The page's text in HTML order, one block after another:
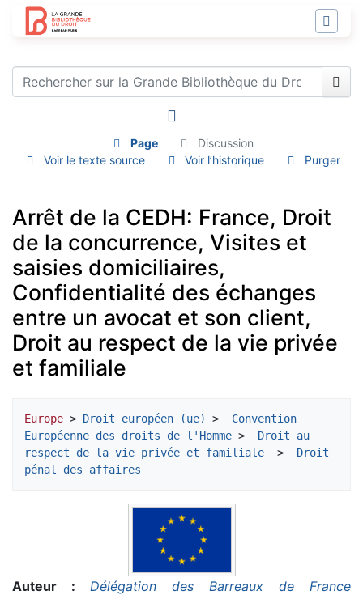
Page
Discussion
Voir le texte source
Voir l’historique Purger
Arrêt de la CEDH: France, Droit
de la concurrence, Visites et
saisies domiciliaires,
Confidentialité des échanges
entre un avocat et son client,
Droit au respect de la vie privée
et familiale
Europe > Droit européen (ue) >
Convention
Européenne des droits de l'Homme >
Droit au
respect de la vie privée et familiale
>
Droit
pénal des affaires
Auteur : Délégation des Barreaux de France